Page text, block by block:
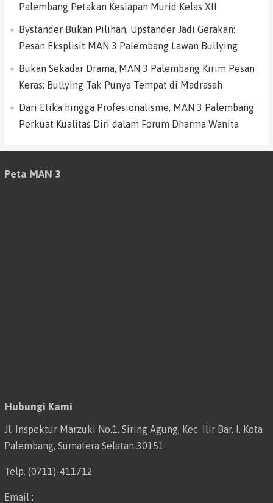
Palembang Petakan Kesiapan Murid Kelas XII
Bystander Bukan Pilihan, Upstander Jadi Gerakan:
Pesan Eksplisit MAN 3 Palembang Lawan Bullying
Bukan Sekadar Drama, MAN 3 Palembang Kirim Pesan
Keras: Bullying Tak Punya Tempat di Madrasah
Dari Etika hingga Profesionalisme, MAN 3 Palembang
Perkuat Kualitas Diri dalam Forum Dharma Wanita
Peta MAN 3
Hubungi Kami
Jl. Inspektur Marzuki No.1, Siring Agung, Kec. Ilir Bar. I, Kota
Palembang, Sumatera Selatan 30151
Telp. (0711)-411712
Email :